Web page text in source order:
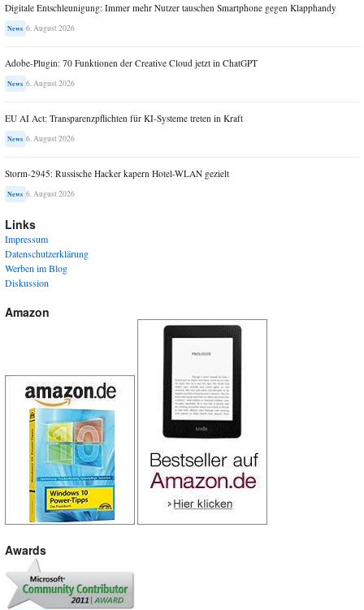
Digitale Entschleunigung: Immer mehr Nutzer tauschen Smartphone gegen Klapphandy
News 6. August 2026
Adobe-Plugin: 70 Funktionen der Creative Cloud jetzt in ChatGPT
News 6. August 2026
EU AI Act: Transparenzpflichten für KI-Systeme treten in Kraft
News 6. August 2026
Storm-2945: Russische Hacker kapern Hotel-WLAN gezielt
News 6. August 2026
Links
Impressum
Datenschutzerklärung
Werben im Blog
Diskussion
Amazon
Awards